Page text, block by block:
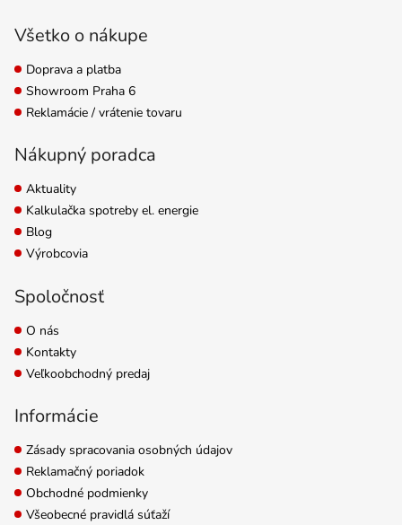
Všetko o nákupe
Doprava a platba
Showroom Praha 6
Reklamácie / vrátenie tovaru
Nákupný poradca
Aktuality
Kalkulačka spotreby el. energie
Blog
Výrobcovia
Spoločnosť
O nás
Kontakty
Veľkoobchodný predaj
Informácie
Zásady spracovania osobných údajov
Reklamačný poriadok
Obchodné podmienky
Všeobecné pravidlá súťaží